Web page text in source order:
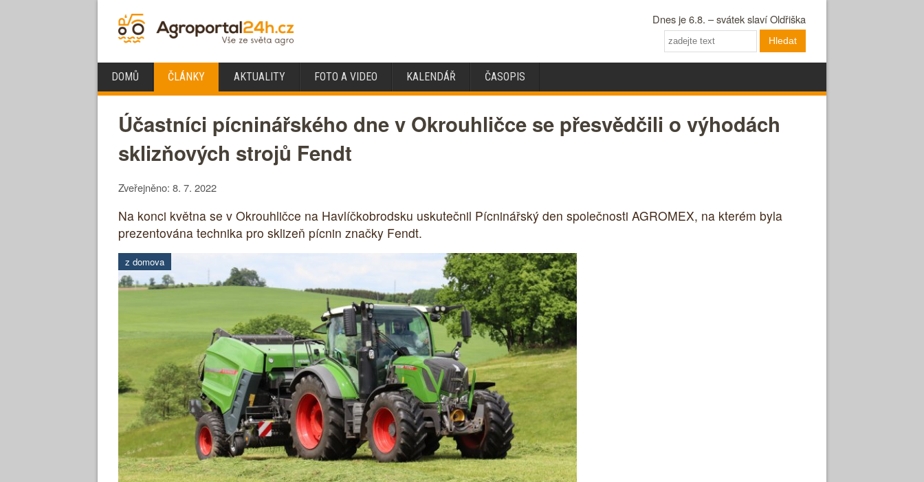
Dnes je 6.8. – svátek slaví Oldřiška
Hledat
DOMŮ ČLÁNKY AKTUALITY FOTO A VIDEO KALENDÁŘ ČASOPIS
Účastníci pícninářského dne v Okrouhličce se přesvědčili o výhodách
sklizňových strojů Fendt
Zveřejněno: 8. 7. 2022
Na konci května se v Okrouhličce na Havlíčkobrodsku uskutečnil Pícninářský den společnosti AGROMEX, na kterém byla
prezentována technika pro sklizeň pícnin značky Fendt.
z domova